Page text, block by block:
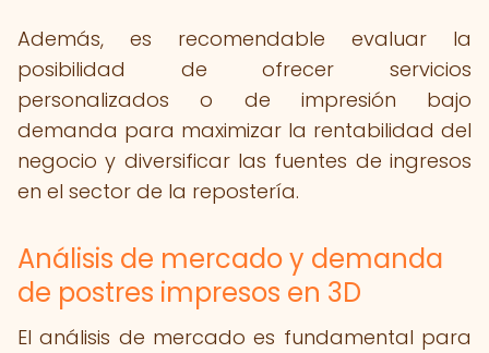
Además, es recomendable evaluar la
posibilidad de ofrecer servicios
personalizados o de impresión bajo
demanda para maximizar la rentabilidad del
negocio y diversificar las fuentes de ingresos
en el sector de la repostería.
Análisis de mercado y demanda
de postres impresos en 3D
El análisis de mercado es fundamental para